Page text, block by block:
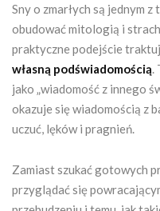
Sny o zmarłych są jednym
obudować mitologią i
praktyczne podejście
własną podświadomością
jako „wiadomość z innego
okazuje się wiadomością z
uczuć, lęków i pragnień.
Zamiast szukać gotowych
przyglądać się